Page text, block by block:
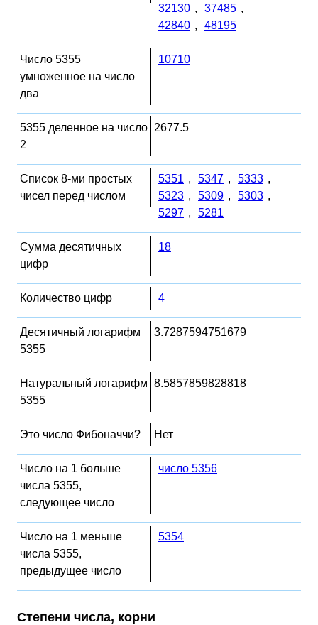
32130 , 37485 ,
42840 , 48195
Число 5355
умноженное на число
два
10710
5355 деленное на число
2
2677.5
Список 8-ми простых
чисел перед числом
5351 , 5347 , 5333 ,
5323 , 5309 , 5303 ,
5297 , 5281
Сумма десятичных
цифр
18
Количество цифр 4
Десятичный логарифм
5355
3.7287594751679
Натуральный логарифм
5355
8.5857859828818
Это число Фибоначчи? Нет
Число на 1 больше
числа 5355,
следующее число
число 5356
Число на 1 меньше
числа 5355,
предыдущее число
5354
Степени числа, корни